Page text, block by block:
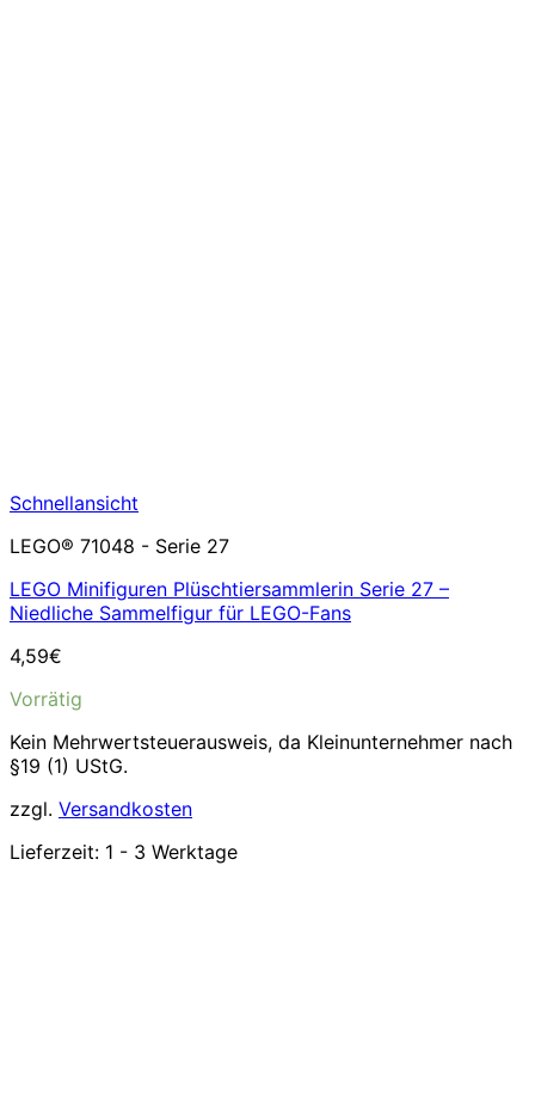
Schnellansicht
LEGO® 71048 - Serie 27
LEGO Minifiguren Plüschtiersammlerin Serie 27 –
Niedliche Sammelfigur für LEGO-Fans
4,59€
Vorrätig
Kein Mehrwertsteuerausweis, da Kleinunternehmer nach
§19 (1) UStG.
zzgl. Versandkosten
Lieferzeit: 1 - 3 Werktage